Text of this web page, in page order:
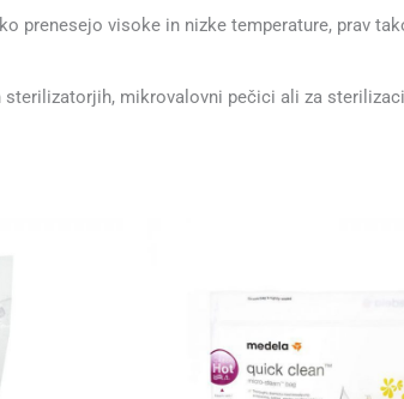
visoke in nizke temperature, prav
mikrovalovni pečici ali za